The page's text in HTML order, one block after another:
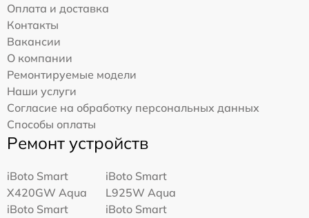
Оплата и доставка
Контакты
Вакансии
О компании
Ремонтируемые модели
Наши услуги
Согласие на обработку персональных данных
Способы оплаты
Ремонт устройств
iBoto Smart
Х420GW Aqua
iBoto Smart
L925W Aqua
iBoto Smart
iBoto Smart